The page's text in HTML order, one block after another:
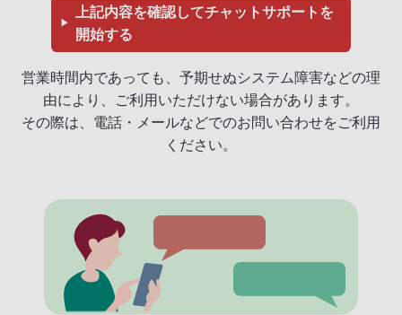
▶
上記内容を確認してチャットサポートを
開始する
営業時間内であっても、予期せぬシステム障害などの理
由により、ご利用いただけない場合があります。
その際は、電話・メールなどでのお問い合わせをご利用
ください。